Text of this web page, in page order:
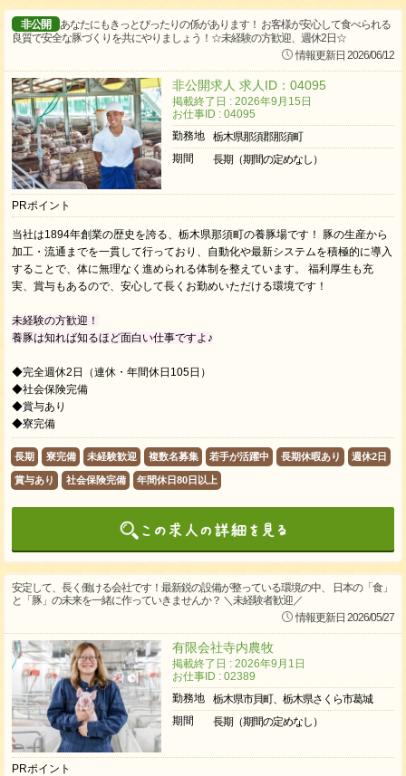
非公開
あなたにもきっとぴったりの係があります！ お客様が安心して食べられる
良質で安全な豚づくりを共にやりましょう！☆未経験の方歓迎、週休2日☆
情報更新日 2026/06/12
非公開求人 求人ID：04095
掲載終了日 : 2026年9月15日
お仕事ID : 04095
勤務地
栃木県那須郡那須町
期間
長期（期間の定めなし）
PRポイント
当社は1894年創業の歴史を誇る、栃木県那須町の養豚場です！ 豚の生産から
加工・流通までを一貫して行っており、自動化や最新システムを積極的に導入
することで、体に無理なく進められる体制を整えています。 福利厚生も充
実、賞与もあるので、安心して長くお勤めいただける環境です！
未経験の方歓迎！
養豚は知れば知るほど面白い仕事ですよ♪
◆完全週休2日（連休・年間休日105日）
◆社会保険完備
◆賞与あり
◆寮完備
長期 寮完備 未経験歓迎 複数名募集 若手が活躍中 長期休暇あり 週休2日
賞与あり 社会保険完備 年間休日80日以上
安定して、長く働ける会社です！最新鋭の設備が整っている環境の中、 日本の「食」
と「豚」の未来を一緒に作っていきませんか？ ＼未経験者歓迎／
情報更新日 2026/05/27
有限会社寺内農牧
掲載終了日 : 2026年9月1日
お仕事ID : 02389
勤務地
栃木県市貝町、栃木県さくら市葛城
期間
長期（期間の定めなし）
PRポイント